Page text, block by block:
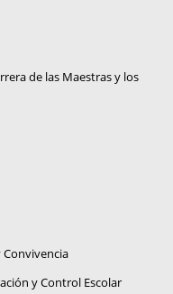
de las Maestras y los
Convivencia
y Control Escolar